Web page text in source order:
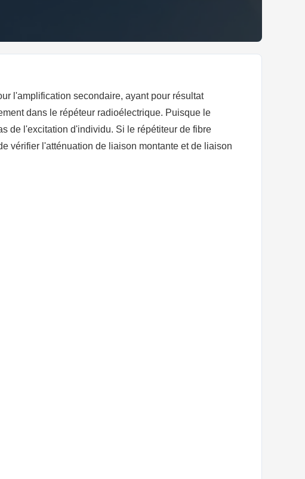
l'amplification secondaire, ayant pour résultat
dans le répéteur radioélectrique. Puisque le
de l'excitation d'individu. Si le répétiteur de fibre
vérifier l'atténuation de liaison montante et de liaison